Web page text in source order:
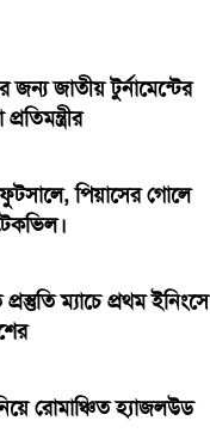
জন্য জাতীয় টুর্নামেন্টের
পিয়াসের গোলে
ম্যাচে প্রথম ইনিংসে
রোমাঞ্চিত হ্যাজলউড